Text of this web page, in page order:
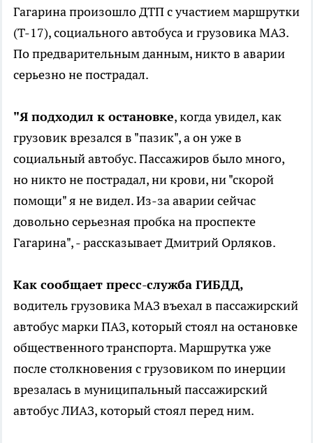
Гагарина произошло ДТП с участием маршрутки
(Т-17), социального автобуса и грузовика МАЗ.
По предварительным данным, никто в аварии
серьезно не пострадал.
"Я подходил к остановке, когда увидел, как
грузовик врезался в "пазик", а он уже в
социальный автобус. Пассажиров было много,
но никто не пострадал, ни крови, ни "скорой
помощи" я не видел. Из-за аварии сейчас
довольно серьезная пробка на проспекте
Гагарина", - рассказывает Дмитрий Орляков.
Как сообщает пресс-служба ГИБДД,
водитель грузовика МАЗ въехал в пассажирский
автобус марки ПАЗ, который стоял на остановке
общественного транспорта. Маршрутка уже
после столкновения с грузовиком по инерции
врезалась в муниципальный пассажирский
автобус ЛИАЗ, который стоял перед ним.